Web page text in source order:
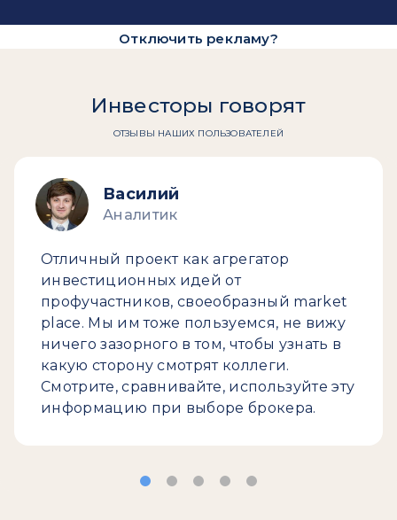
Отключить рекламу?
Инвесторы говорят
ОТЗЫВЫ НАШИХ ПОЛЬЗОВАТЕЛЕЙ
Василий
Аналитик
Отличный проект как агрегатор
инвестиционных идей от
профучастников, своеобразный market
place. Мы им тоже пользуемся, не вижу
ничего зазорного в том, чтобы узнать в
какую сторону смотрят коллеги.
Смотрите, сравнивайте, используйте эту
информацию при выборе брокера.